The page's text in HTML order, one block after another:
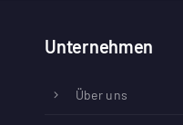
Unternehmen
Über uns